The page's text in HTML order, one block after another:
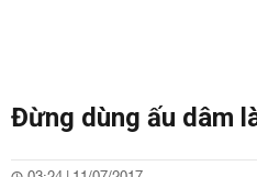
Đừng dùng ấu dâm